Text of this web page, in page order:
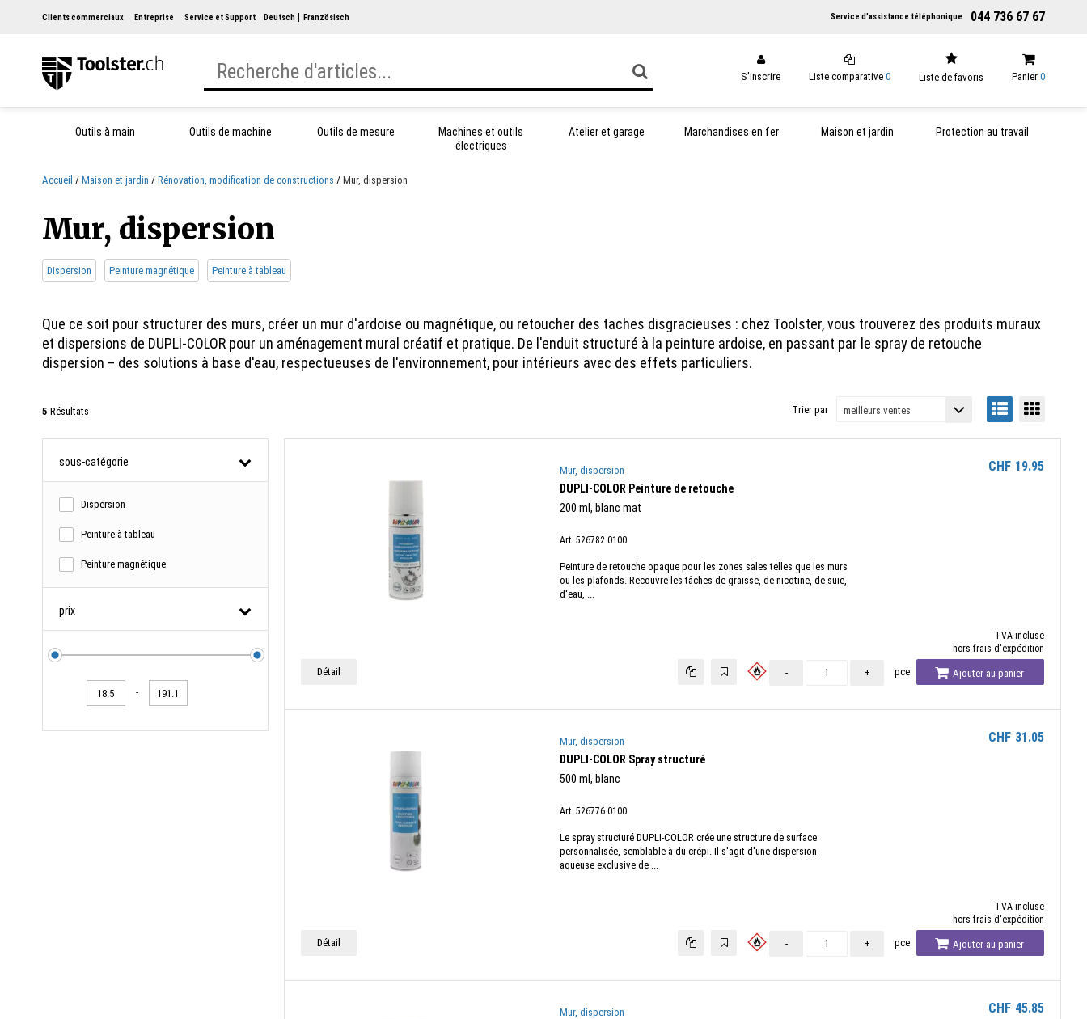
Clients commerciaux Entreprise Service et Support Deutsch Französisch Service d'assistance téléphonique 044 736 67 67
S'inscrire Liste comparative 0 Liste de favoris Panier 0
Outils à main Outils de machine Outils de mesure
Machines et outils
électriques
Atelier et garage Marchandises en fer Maison et jardin Protection au travail
Accueil Maison et jardin Rénovation, modification de constructions Mur, dispersion
Mur, dispersion
Dispersion Peinture magnétique Peinture à tableau
Que ce soit pour structurer des murs, créer un mur d'ardoise ou magnétique, ou retoucher des taches disgracieuses : chez Toolster, vous trouverez des produits muraux
et dispersions de DUPLI-COLOR pour un aménagement mural créatif et pratique. De l'enduit structuré à la peinture ardoise, en passant par le spray de retouche
dispersion – des solutions à base d'eau, respectueuses de l'environnement, pour intérieurs avec des effets particuliers.
5 Résultats Trier par
sous-catégorie
Dispersion
Peinture à tableau
Peinture magnétique
prix
-
Mur, dispersion
DUPLI-COLOR Peinture de retouche
200 ml, blanc mat
Art. 526782.0100
Peinture de retouche opaque pour les zones sales telles que les murs
ou les plafonds. Recouvre les tâches de graisse, de nicotine, de suie,
d'eau, ...
CHF 19.95
TVA incluse
hors frais d'expédition
Détail - + pce Ajouter au panier
Mur, dispersion
DUPLI-COLOR Spray structuré
500 ml, blanc
Art. 526776.0100
Le spray structuré DUPLI-COLOR crée une structure de surface
personnalisée, semblable à du crépi. Il s'agit d'une dispersion
aqueuse exclusive de ...
CHF 31.05
TVA incluse
hors frais d'expédition
Détail - + pce Ajouter au panier
Mur, dispersion CHF 45.85